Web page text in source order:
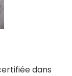
dans